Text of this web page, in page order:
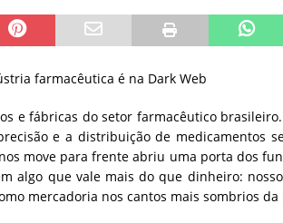
Sem guardrails, a autonomia da IA se torna um risco
farmacêutica é na Dark Web
e fábricas do setor farmacêutico
e a distribuição de medicamentos
move para frente abriu uma porta dos
algo que vale mais do que dinheiro:
mercadoria nos cantos mais sombrios